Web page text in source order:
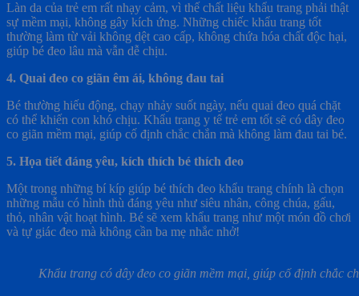
Làn da của trẻ em rất nhạy cảm, vì thế chất liệu khẩu trang phải thật
sự mềm mại, không gây kích ứng. Những chiếc khẩu trang tốt
thường làm từ vải không dệt cao cấp, không chứa hóa chất độc hại,
giúp bé đeo lâu mà vẫn dễ chịu.
4. Quai đeo co giãn êm ái, không đau tai
Bé thường hiếu động, chạy nhảy suốt ngày, nếu quai đeo quá chặt
có thể khiến con khó chịu. Khẩu trang y tế trẻ em tốt sẽ có dây đeo
co giãn mềm mại, giúp cố định chắc chắn mà không làm đau tai bé.
5. Họa tiết đáng yêu, kích thích bé thích đeo
Một trong những bí kíp giúp bé thích đeo khẩu trang chính là chọn
những mẫu có hình thù đáng yêu như siêu nhân, công chúa, gấu,
thỏ, nhân vật hoạt hình. Bé sẽ xem khẩu trang như một món đồ chơi
và tự giác đeo mà không cần ba mẹ nhắc nhở!
Khẩu trang có dây đeo co giãn mềm mại, giúp cố định chắc